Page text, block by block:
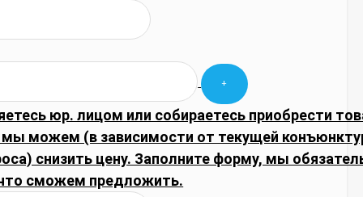
юр. лицом или собираетесь приобрести
мы можем (в зависимости от текущей
снизить цену. Заполните форму, мы
сможем предложить.